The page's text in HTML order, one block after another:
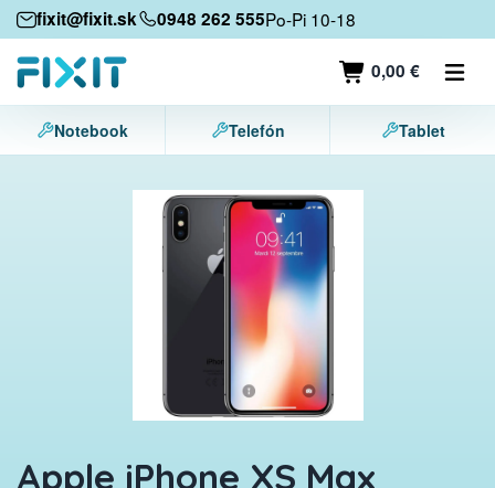
fixit@fixit.sk 0948 262 555Po-Pi 10-18
0,00 €
Mobilné zariadenia
Mobilné telefóny
Tablety
Notebook Telefón Tablet
Apple iPhone XS Max